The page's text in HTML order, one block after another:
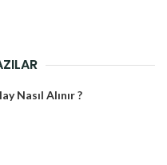
Nasıl Alınır ?